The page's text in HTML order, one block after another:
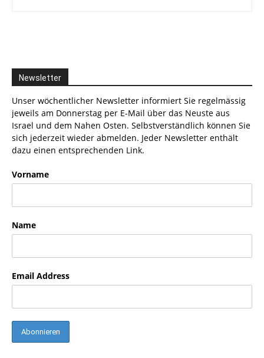
Newsletter
Unser wöchentlicher Newsletter informiert Sie regelmässig
jeweils am Donnerstag per E-Mail über das Neuste aus
Israel und dem Nahen Osten. Selbstverständlich können Sie
sich jederzeit wieder abmelden. Jeder Newsletter enthält
dazu einen entsprechenden Link.
Vorname
Name
Email Address